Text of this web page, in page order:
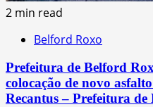
2 min read
Belford Roxo
Prefeitura de Belford
colocação de novo
Recantus – Prefeitura